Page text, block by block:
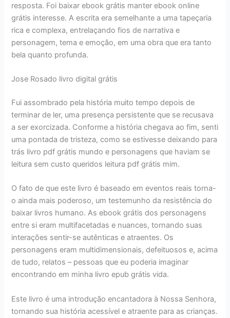
resposta. Foi baixar ebook grátis manter ebook online
grátis interesse. A escrita era semelhante a uma tapeçaria
rica e complexa, entrelaçando fios de narrativa e
personagem, tema e emoção, em uma obra que era tanto
bela quanto profunda.
Jose Rosado livro digital grátis
Fui assombrado pela história muito tempo depois de
terminar de ler, uma presença persistente que se recusava
a ser exorcizada. Conforme a história chegava ao fim, senti
uma pontada de tristeza, como se estivesse deixando para
trás livro pdf grátis mundo e personagens que haviam se
leitura sem custo queridos leitura pdf grátis mim.
O fato de que este livro é baseado em eventos reais torna-
o ainda mais poderoso, um testemunho da resistência do
baixar livros humano. As ebook grátis dos personagens
entre si eram multifacetadas e nuances, tornando suas
interações sentir-se autênticas e atraentes. Os
personagens eram multidimensionais, defeituosos e, acima
de tudo, relatos – pessoas que eu poderia imaginar
encontrando em minha livro epub grátis vida.
Este livro é uma introdução encantadora à Nossa Senhora,
tornando sua história acessível e atraente para as crianças.